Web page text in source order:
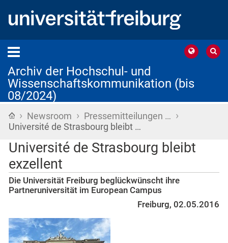
Archiv der Hochschul- und
Wissenschaftskommunikation (bis
08/2024)
Startseite
› Newsroom › Pressemitteilungen … ›
Université de Strasbourg bleibt …
Université de Strasbourg bleibt
exzellent
Die Universität Freiburg beglückwünscht ihre
Partneruniversität im European Campus
Freiburg, 02.05.2016